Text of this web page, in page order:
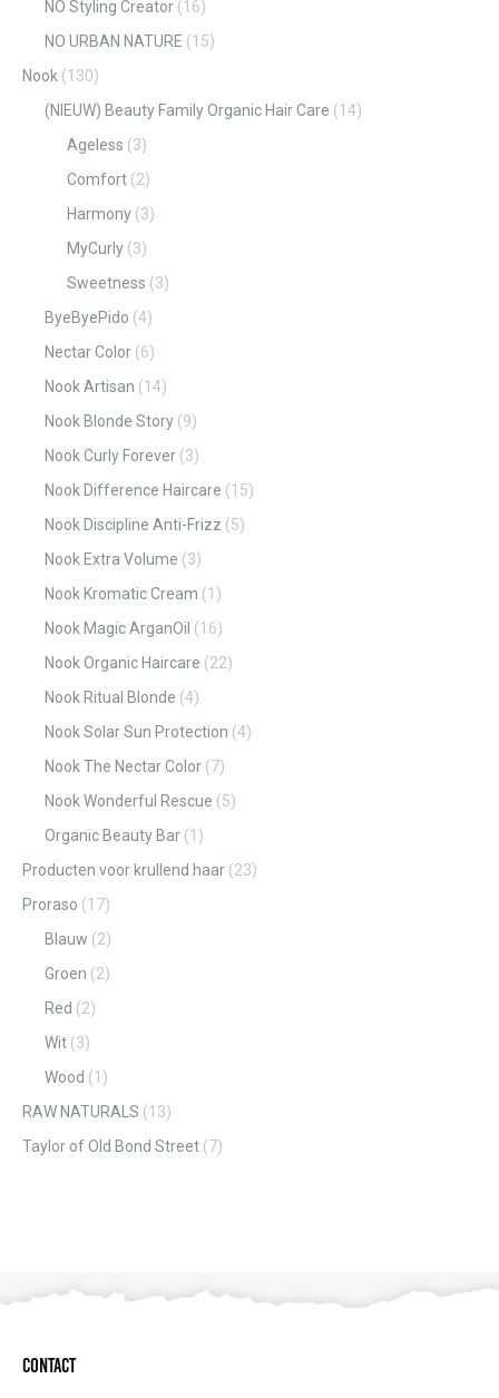
NO Styling Creator (16)
NO URBAN NATURE (15)
Nook (130)
(NIEUW) Beauty Family Organic Hair Care (14)
Ageless (3)
Comfort (2)
Harmony (3)
MyCurly (3)
Sweetness (3)
ByeByePido (4)
Nectar Color (6)
Nook Artisan (14)
Nook Blonde Story (9)
Nook Curly Forever (3)
Nook Difference Haircare (15)
Nook Discipline Anti-Frizz (5)
Nook Extra Volume (3)
Nook Kromatic Cream (1)
Nook Magic ArganOil (16)
Nook Organic Haircare (22)
Nook Ritual Blonde (4)
Nook Solar Sun Protection (4)
Nook The Nectar Color (7)
Nook Wonderful Rescue (5)
Organic Beauty Bar (1)
Producten voor krullend haar (23)
Proraso (17)
Blauw (2)
Groen (2)
Red (2)
Wit (3)
Wood (1)
RAW NATURALS (13)
Taylor of Old Bond Street (7)
Contact